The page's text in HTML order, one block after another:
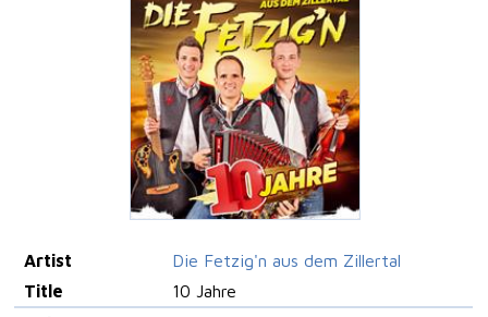
Artist
Die Fetzig'n aus dem Zillertal
Title
10 Jahre